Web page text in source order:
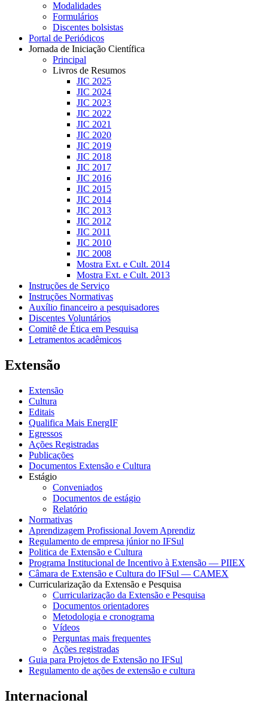
Modalidades
Formulários
Discentes bolsistas
Portal de Periódicos
Jornada de Iniciação Científica
Principal
Livros de Resumos
JIC 2025
JIC 2024
JIC 2023
JIC 2022
JIC 2021
JIC 2020
JIC 2019
JIC 2018
JIC 2017
JIC 2016
JIC 2015
JIC 2014
JIC 2013
JIC 2012
JIC 2011
JIC 2010
JIC 2008
Mostra Ext. e Cult. 2014
Mostra Ext. e Cult. 2013
Instruções de Serviço
Instruções Normativas
Auxílio financeiro a pesquisadores
Discentes Voluntários
Comitê de Ética em Pesquisa
Letramentos acadêmicos
Extensão
Extensão
Cultura
Editais
Qualifica Mais EnergIF
Egressos
Ações Registradas
Publicações
Documentos Extensão e Cultura
Estágio
Conveniados
Documentos de estágio
Relatório
Normativas
Aprendizagem Profissional Jovem Aprendiz
Regulamento de empresa júnior no IFSul
Politica de Extensão e Cultura
Programa Institucional de Incentivo à Extensão — PIIEX
Câmara de Extensão e Cultura do IFSul — CAMEX
Curricularização da Extensão e Pesquisa
Curricularização da Extensão e Pesquisa
Documentos orientadores
Metodologia e cronograma
Vídeos
Perguntas mais frequentes
Ações registradas
Guia para Projetos de Extensão no IFSul
Regulamento de ações de extensão e cultura
Internacional